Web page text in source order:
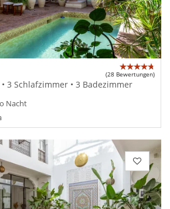
(28 Bewertungen)
3 Schlafzimmer • 3 Badezimmer
Nacht